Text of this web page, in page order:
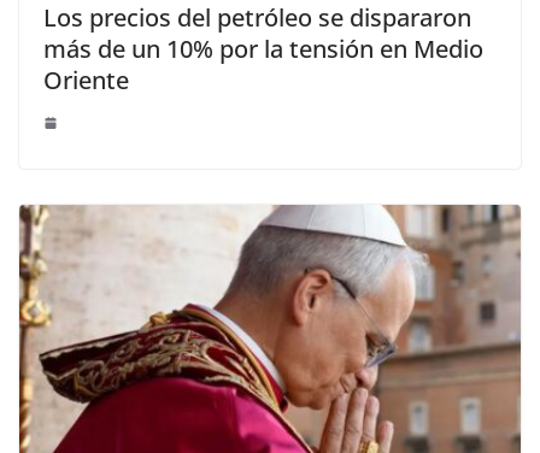
Los precios del petróleo se dispararon
más de un 10% por la tensión en Medio
Oriente